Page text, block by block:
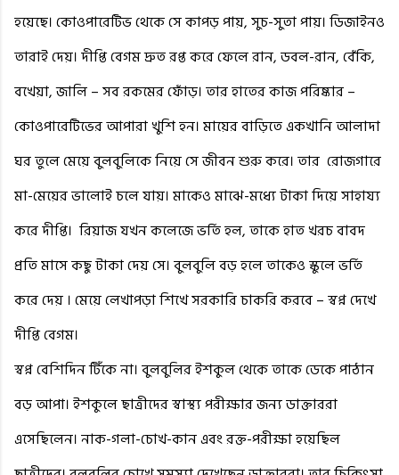
হয়েছে। কোওপারেটিভ থেকে সে কাপড় পায়, সুচ-সুতা পায়। ডিজাইনও
তারাই দেয়। দীপ্তি বেগম দ্রুত রপ্ত করে ফেলে রান, ডবল-রান, বেঁকি,
বখেয়া, জালি – সব রকমের ফোঁড়। তার হাতের কাজ পরিষ্কার –
কোওপারেটিভের আপারা খুশি হন। মায়ের বাড়িতে একখানি আলাদা
ঘর তুলে মেয়ে বুলবুলিকে নিয়ে সে জীবন শুরু করে। তার রোজগারে
মা-মেয়ের ভালোই চলে যায়। মাকেও মাঝে-মধ্যে টাকা দিয়ে সাহায্য
করে দীপ্তি। রিয়াজ যখন কলেজে ভর্তি হল, তাকে হাত খরচ বাবদ
প্রতি মাসে কছু টাকা দেয় সে। বুলবুলি বড় হলে তাকেও স্কুলে ভর্তি
করে দেয় । মেয়ে লেখাপড়া শিখে সরকারি চাকরি করবে – স্বপ্ন দেখে
দীপ্তি বেগম।
স্বপ্ন বেশিদিন টিঁকে না। বুলবুলির ইশকুল থেকে তাকে ডেকে পাঠান
বড় আপা। ইশকুলে ছাত্রীদের স্বাস্থ্য পরীক্ষার জন্য ডাক্তাররা
এসেছিলেন। নাক-গলা-চোখ-কান এবং রক্ত-পরীক্ষা হয়েছিল